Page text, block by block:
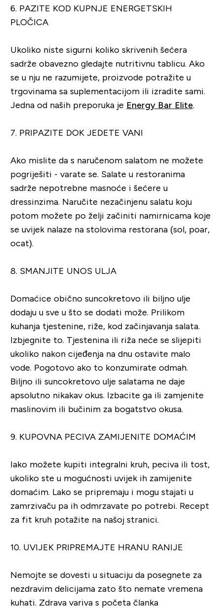
6. PAZITE KOD KUPNJE ENERGETSKIH
PLOČICA
Ukoliko niste sigurni koliko skrivenih šećera
sadrže obavezno gledajte nutritivnu tablicu. Ako
se u nju ne razumijete, proizvode potražite u
trgovinama sa suplementacijom ili izradite sami.
Jedna od naših preporuka je Energy Bar Elite.
7. PRIPAZITE DOK JEDETE VANI
Ako mislite da s naručenom salatom ne možete
pogriješiti - varate se. Salate u restoranima
sadrže nepotrebne masnoće i šećere u
dressinzima. Naručite nezačinjenu salatu koju
potom možete po želji začiniti namirnicama koje
se uvijek nalaze na stolovima restorana (sol, poar,
ocat).
8. SMANJITE UNOS ULJA
Domaćice obično suncokretovo ili biljno ulje
dodaju u sve u što se dodati može. Prilikom
kuhanja tjestenine, riže, kod začinjavanja salata.
Izbjegnite to. Tjestenina ili riža neće se slijepiti
ukoliko nakon cijeđenja na dnu ostavite malo
vode. Pogotovo ako to konzumirate odmah.
Biljno ili suncokretovo ulje salatama ne daje
apsolutno nikakav okus. Izbacite ga ili zamjenite
maslinovim ili bučinim za bogatstvo okusa.
9. KUPOVNA PECIVA ZAMIJENITE DOMAĆIM
Iako možete kupiti integralni kruh, peciva ili tost,
ukoliko ste u mogućnosti uvijek ih zamijenite
domaćim. Lako se pripremaju i mogu stajati u
zamrzivaču pa ih odmrzavate po potrebi. Recept
za fit kruh potažite na našoj stranici.
10. UVIJEK PRIPREMAJTE HRANU RANIJE
Nemojte se dovesti u situaciju da posegnete za
nezdravim delicijama zato što nemate vremena
kuhati. Zdrava variva s početa članka